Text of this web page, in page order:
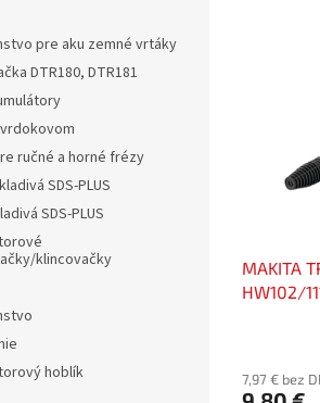
pre aku zemné vrtáky
DTR180, DTR181
ručné a horné frézy
SDS-PLUS
SDS-PLUS
klincovačky
hoblík
MAKITA
HW102/
7,97 € bez